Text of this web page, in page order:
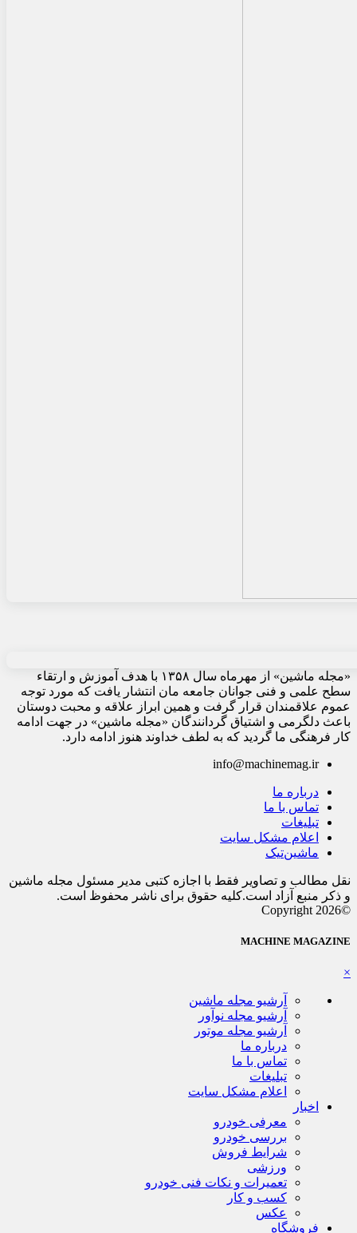
«مجله ماشین» از مهرماه سال ۱۳۵۸ با هدف آموزش و ارتقاء
سطح علمی و فنی جوانان جامعه مان انتشار یافت که مورد توجه
عموم علاقمندان قرار گرفت و همین ابراز علاقه و محبت دوستان
باعث دلگرمی و اشتیاق گردانندگان «مجله ماشین» در جهت ادامه
کار فرهنگی ما گردید که به لطف خداوند هنوز ادامه دارد.
info@machinemag.ir
درباره ما
تماس با ما
تبلیغات
اعلام مشکل سایت
ماشین‌تیک
نقل مطالب و تصاویر فقط با اجازه کتبی مدیر مسئول مجله ماشین
و ذکر منبع آزاد است.کلیه حقوق برای ناشر محفوظ است.
©Copyright 2026
MACHINE MAGAZINE
×
آرشیو مجله ماشین
آرشیو مجله نوآور
آرشیو مجله موتور
درباره ما
تماس با ما
تبلیغات
اعلام مشکل سایت
اخبار
معرفی خودرو
بررسی خودرو
شرایط فروش
ورزشی
تعمیرات و نکات فنی خودرو
کسب و کار
عکس
فروشگاه